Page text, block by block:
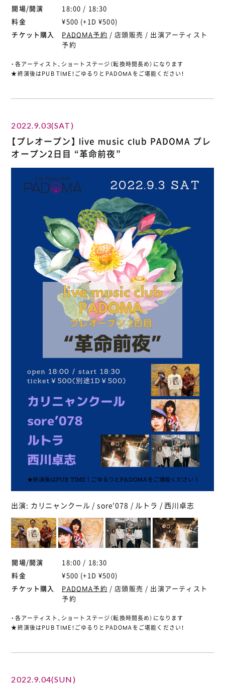
開場/開演
18:00 / 18:30
料金
¥500 (+1D ¥500)
チケット購入
PADOMA予約 / 店頭販売 / 出演アーティスト
予約
・各アーティスト、ショートステージ（転換時間長め）になります
★終演後はPUB TIME！ごゆるりとPADOMAをご堪能ください！
2022.9.03(SAT)
【プレオープン】 live music club PADOMA プレ
オープン2日目 “革命前夜”
出演: カリニャンクール / sore’078 / ルトラ / 西川卓志
開場/開演
18:00 / 18:30
料金
¥500 (+1D ¥500)
チケット購入
PADOMA予約 / 店頭販売 / 出演アーティスト
予約
・各アーティスト、ショートステージ（転換時間長め）になります
★終演後はPUB TIME！ごゆるりとPADOMAをご堪能ください！
2022.9.04(SUN)